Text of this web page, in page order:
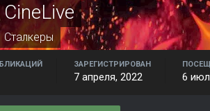
CineLive
Сталкеры
ЗАРЕГИСТРИРОВАН
7 апреля, 2022 6